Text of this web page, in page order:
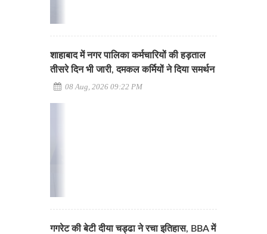
शाहाबाद में नगर पालिका कर्मचारियों की हड़ताल
तीसरे दिन भी जारी, दमकल कर्मियों ने दिया समर्थन
08 Aug, 2026 09:22 PM
गगरेट की बेटी दीया चड्ढा ने रचा इतिहास, BBA में